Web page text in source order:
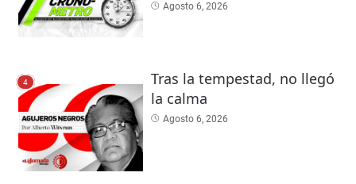
Agosto 6, 2026
4
Tras la tempestad, no llegó
la calma
Agosto 6, 2026